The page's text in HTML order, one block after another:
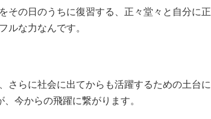
その日のうちに復習する、正々堂々と自分に正
ルな力なんです。
さらに社会に出てからも活躍するための土台に
今からの飛躍に繋がります。